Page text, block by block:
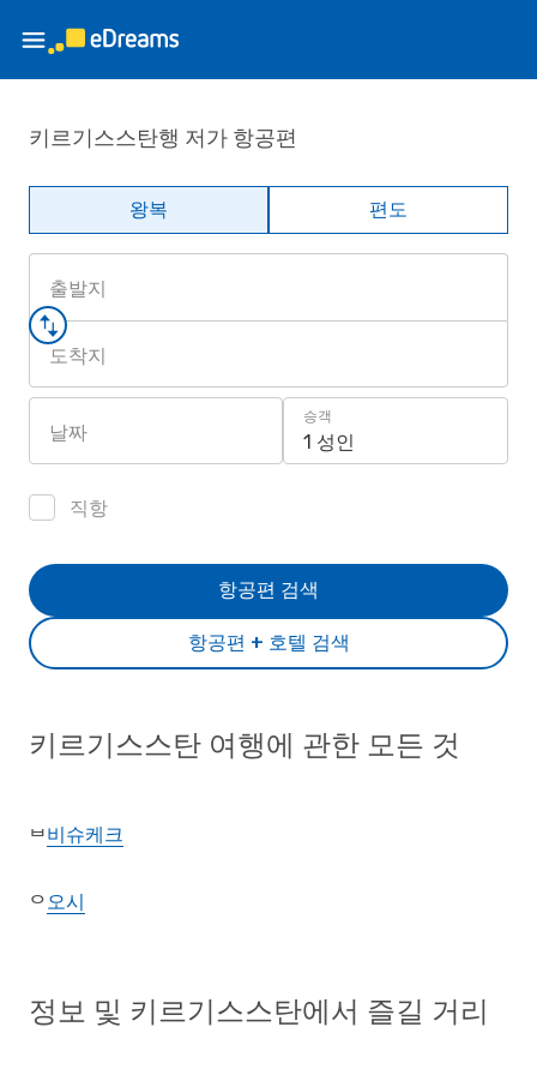
키르기스스탄행 저가 항공편
왕복 편도
출발지
도착지
날짜
승객
1 성인
직항
항공편 + 호텔 검색
항공편 검색
키르기스스탄 여행에 관한 모든 것
ᄇ비슈케크
ᄋ 오시
정보 및 키르기스스탄에서 즐길 거리